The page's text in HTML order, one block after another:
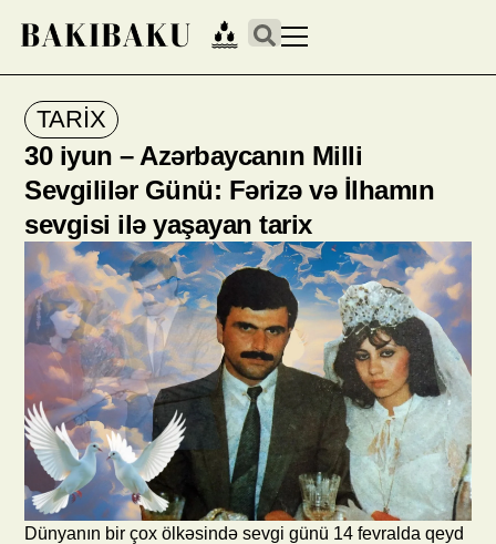
TARİX
30 iyun – Azərbaycanın Milli
Sevgililər Günü: Fərizə və İlhamın
sevgisi ilə yaşayan tarix
Dünyanın bir çox ölkəsində sevgi günü 14 fevralda qeyd